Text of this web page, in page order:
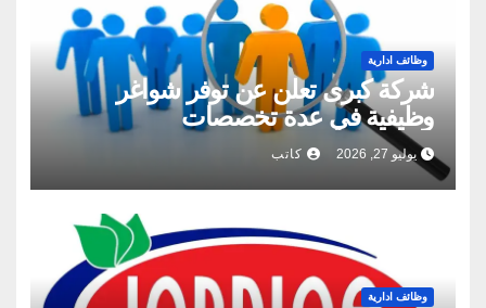
وظائف ادارية
شركة كبرى تعلن عن توفر شواغر
وظيفية في عدة تخصصات
يوليو 27, 2026 كاتب
وظائف ادارية